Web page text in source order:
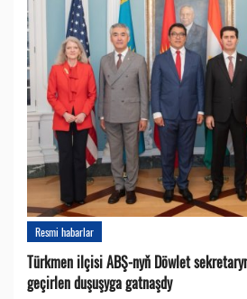
Resmi habarlar
Türkmen ilçisi ABŞ-nyň Döwlet
geçirlen duşuşyga gatnaşdy